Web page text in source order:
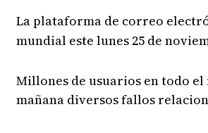
La plataforma de correo
mundial este lunes 25 de
Millones de usuarios en todo
mañana diversos fallos